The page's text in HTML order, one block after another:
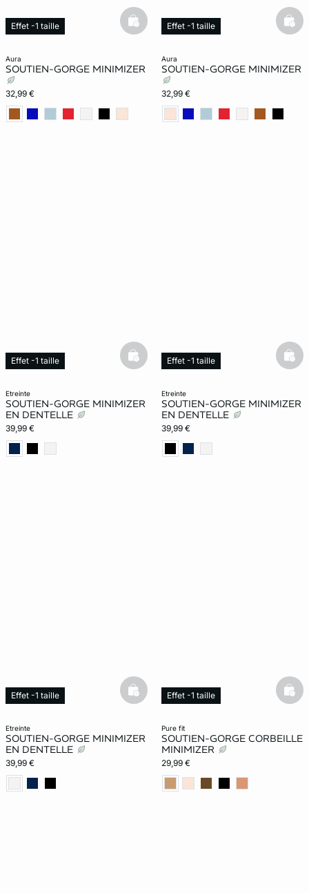
aura
SOUTIEN-GORGE MINIMIZER
32,99 €
Effet -1 taille
basketfull
aura
SOUTIEN-GORGE MINIMIZER
32,99 €
Effet -1 taille
etreinte
SOUTIEN-GORGE MINIMIZER
EN DENTELLE
39,99 €
Effet -1 taille basketfull
etreinte
SOUTIEN-GORGE MINIMIZER
EN DENTELLE
39,99 €
Effet -1 taille
etreinte
SOUTIEN-GORGE MINIMIZER
EN DENTELLE
39,99 €
Effet -1 taille basketfull
pure fit
SOUTIEN-GORGE CORBEILLE
MINIMIZER
29,99 €
Effet -1 taille